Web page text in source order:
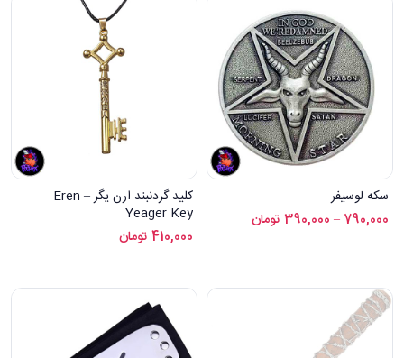
سکه لوسیفر
790,000
–
390,000 تومان
کلید گردنبند ارن یگر – Eren
Yeager Key
410,000 تومان